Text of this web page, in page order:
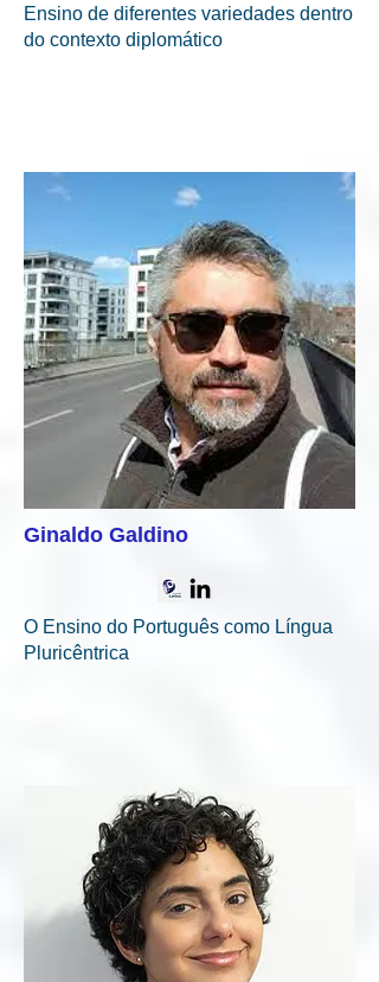
Ensino de diferentes variedades dentro
do contexto diplomático
Ginaldo Galdino
O Ensino do Português como Língua
Pluricêntrica